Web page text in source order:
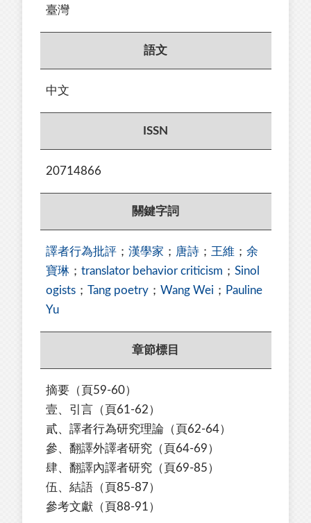
臺灣
語文
中文
ISSN
20714866
關鍵字詞
譯者行為批評 ； 漢學家 ； 唐詩 ； 王維 ； 余
寶琳 ； translator behavior criticism ； Sinol
ogists ； Tang poetry ； Wang Wei ； Pauline
Yu
章節標目
摘要（頁59-60）
壹、引言（頁61-62）
貳、譯者行為研究理論（頁62-64）
參、翻譯外譯者研究（頁64-69）
肆、翻譯內譯者研究（頁69-85）
伍、結語（頁85-87）
參考文獻（頁88-91）